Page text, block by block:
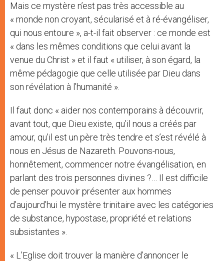
Mais ce mystère n’est pas très accessible au
« monde non croyant, sécularisé et à ré-évangéliser,
qui nous entoure », a-t-il fait observer : ce monde est
« dans les mêmes conditions que celui avant la
venue du Christ » et il faut « utiliser, à son égard, la
même pédagogie que celle utilisée par Dieu dans
son révélation à l’humanité ».
Il faut donc « aider nos contemporains à découvrir,
avant tout, que Dieu existe, qu’il nous a créés par
amour, qu’il est un père très tendre et s’est révélé à
nous en Jésus de Nazareth. Pouvons-nous,
honnêtement, commencer notre évangélisation, en
parlant des trois personnes divines ?… Il est difficile
de penser pouvoir présenter aux hommes
d’aujourd’hui le mystère trinitaire avec les catégories
de substance, hypostase, propriété et relations
subsistantes ».
« L’Eglise doit trouver la manière d’annoncer le